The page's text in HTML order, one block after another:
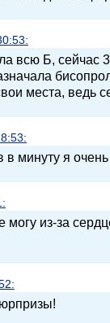
всю Б, сейчас
места, ведь
минуту я
из-за